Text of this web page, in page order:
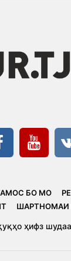
БО МО
ШАРТНОМАИ
ҳифз